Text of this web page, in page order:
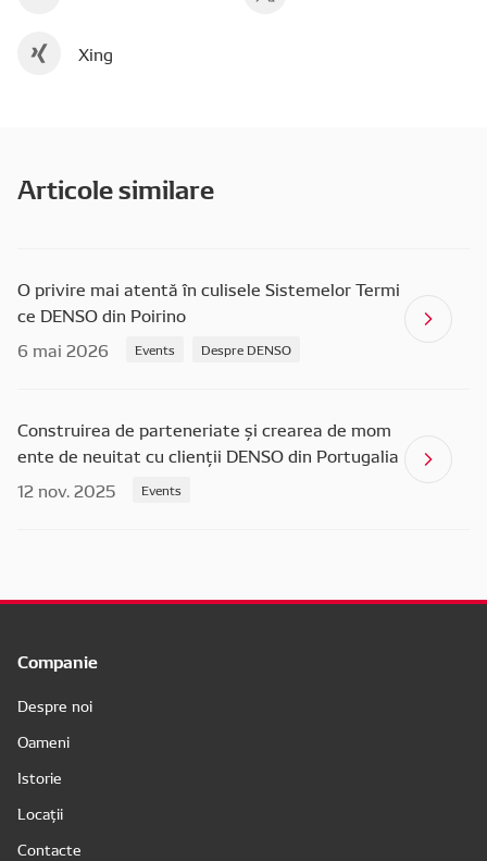
Xing
Articole similare
O privire mai atentă în culisele Sistemelor Termi
ce DENSO din Poirino
6 mai 2026
Events Despre DENSO
Construirea de parteneriate și crearea de mom
ente de neuitat cu clienții DENSO din Portugalia
12 nov. 2025
Events
Companie
Despre noi
Oameni
Istorie
Locații
Contacte